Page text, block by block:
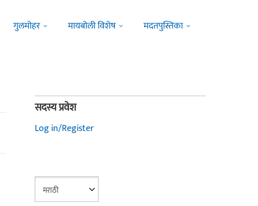
गुलमोहर मायबोली विशेष मदतपुस्तिका
सदस्य प्रवेश
Log in/Register